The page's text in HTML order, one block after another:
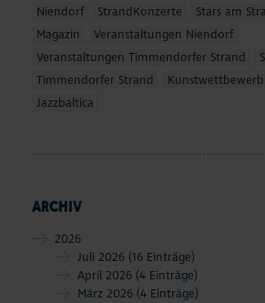
Niendorf StrandKonzerte
Stars am
Magazin
Veranstaltungen Niendorf
Veranstaltungen Timmendorfer Strand
Timmendorfer Strand
Kunstwettbewerb
Jazzbaltica
ARCHIV
2026
Juli 2026 (16 Einträge)
April 2026 (4 Einträge)
März 2026 (4 Einträge)